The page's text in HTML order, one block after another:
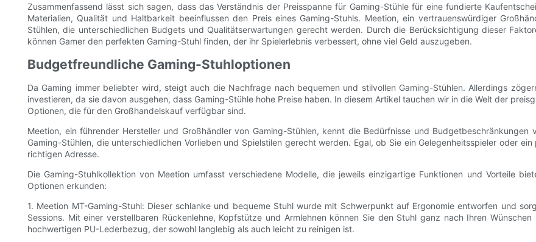
Zusammenfassend lässt sich sagen, dass das Verständnis der Preisspanne für Gaming-Stühle für eine fundierte
Materialien, Qualität und Haltbarkeit beeinflussen den Preis eines Gaming-Stuhls. Meetion, ein vertrauenswürdiger
Stühlen, die unterschiedlichen Budgets und Qualitätserwartungen gerecht werden. Durch die Berücksichtigung dieser
können Gamer den perfekten Gaming-Stuhl finden, der ihr Spielerlebnis verbessert, ohne viel Geld auszugeben.
Budgetfreundliche Gaming-Stuhloptionen
Da Gaming immer beliebter wird, steigt auch die Nachfrage nach bequemen und stilvollen Gaming-Stühlen. Allerdings
investieren, da sie davon ausgehen, dass Gaming-Stühle hohe Preise haben. In diesem Artikel tauchen wir in die Welt der
Optionen, die für den Großhandelskauf verfügbar sind.
Meetion, ein führender Hersteller und Großhändler von Gaming-Stühlen, kennt die Bedürfnisse und
Gaming-Stühlen, die unterschiedlichen Vorlieben und Spielstilen gerecht werden. Egal, ob Sie ein Gelegenheitsspieler oder
richtigen Adresse.
Die Gaming-Stuhlkollektion von Meetion umfasst verschiedene Modelle, die jeweils einzigartige Funktionen und Vorteile
Optionen erkunden:
1. Meetion MT-Gaming-Stuhl: Dieser schlanke und bequeme Stuhl wurde mit Schwerpunkt auf Ergonomie entworfen und
Sessions. Mit einer verstellbaren Rückenlehne, Kopfstütze und Armlehnen können Sie den Stuhl ganz nach Ihren
hochwertigen PU-Lederbezug, der sowohl langlebig als auch leicht zu reinigen ist.